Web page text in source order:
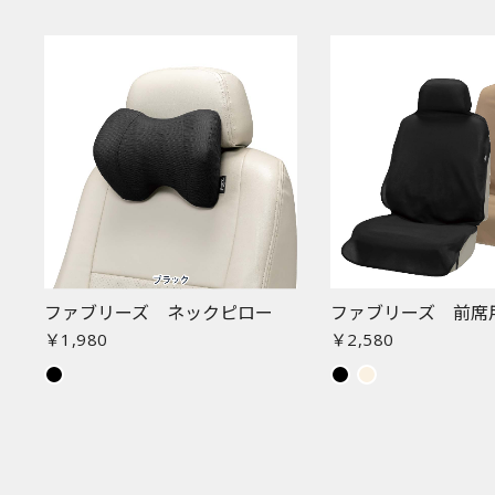
ファブリーズ ネックピロー
￥1,980
ファブリーズ 前席
￥2,580